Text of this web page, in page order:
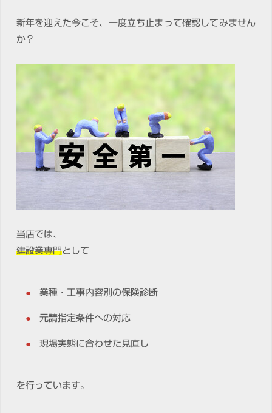
新年を迎えた今こそ、一度立ち止まって確認してみません
か？
当店では、
建設業専門として
業種・工事内容別の保険診断
元請指定条件への対応
現場実態に合わせた見直し
を行っています。